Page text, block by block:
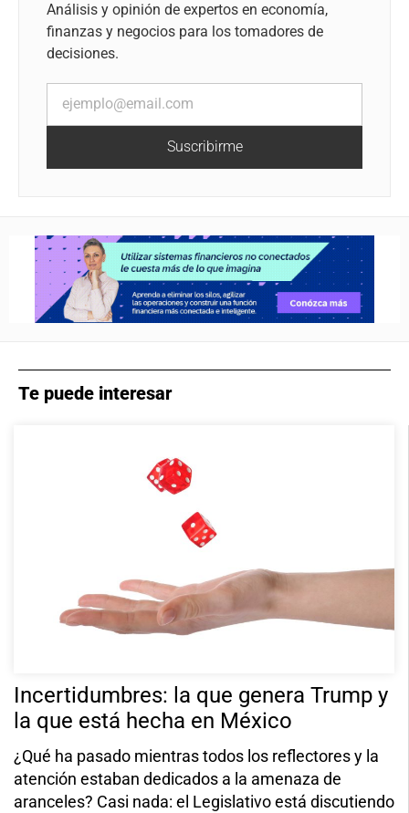
Análisis y opinión de expertos en economía,
finanzas y negocios para los tomadores de
decisiones.
Suscribirme
Te puede interesar
Incertidumbres: la que genera Trump y
la que está hecha en México
¿Qué ha pasado mientras todos los reflectores y la
atención estaban dedicados a la amenaza de
aranceles? Casi nada: el Legislativo está discutiendo